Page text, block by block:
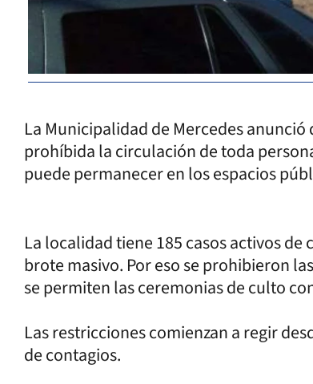
La Municipalidad de Mercedes
prohíbida la circulación de toda
puede permanecer en los espacios
La localidad tiene 185 casos activos
brote masivo. Por eso se prohibieron
se permiten las ceremonias de culto
Las restricciones comienzan a regir
de contagios.